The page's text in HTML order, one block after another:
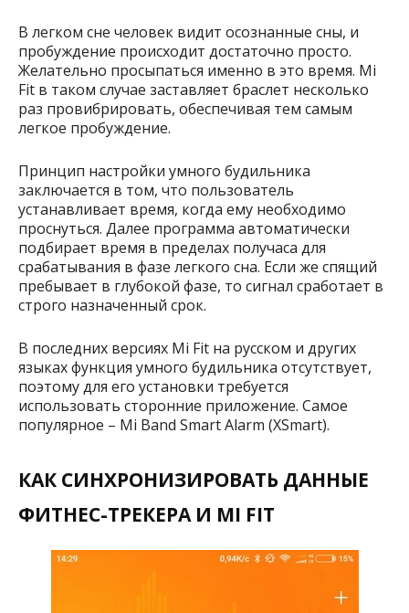
В легком сне человек видит осознанные сны, и
пробуждение происходит достаточно просто.
Желательно просыпаться именно в это время. Mi
Fit в таком случае заставляет браслет несколько
раз провибрировать, обеспечивая тем самым
легкое пробуждение.
Принцип настройки умного будильника
заключается в том, что пользователь
устанавливает время, когда ему необходимо
проснуться. Далее программа автоматически
подбирает время в пределах получаса для
срабатывания в фазе легкого сна. Если же спящий
пребывает в глубокой фазе, то сигнал сработает в
строго назначенный срок.
В последних версиях Mi Fit на русском и других
языках функция умного будильника отсутствует,
поэтому для его установки требуется
использовать сторонние приложение. Самое
популярное – Mi Band Smart Alarm (XSmart).
КАК СИНХРОНИЗИРОВАТЬ ДАННЫЕ
ФИТНЕС-ТРЕКЕРА И MI FIT